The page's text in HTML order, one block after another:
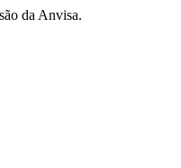
da Anvisa.